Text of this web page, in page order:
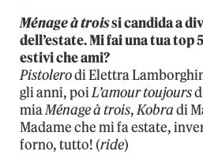
Ménage à troissi candida a
dell’estate. Mi fai una tua
estivi che ami?
Pistolerodi Elettra
gli anni, poiL’amour toujours
miaMénage à trois,Kobradi
Madame che mi fa estate,
forno, tutto! (ride)